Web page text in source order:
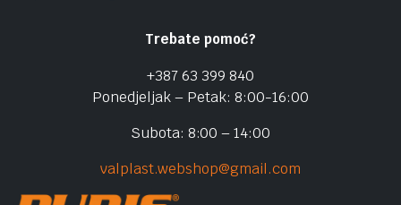
Trebate pomoć?
+387 63 399 840
Ponedjeljak – Petak: 8:00-16:00
Subota: 8:00 – 14:00
valplast.webshop@gmail.com